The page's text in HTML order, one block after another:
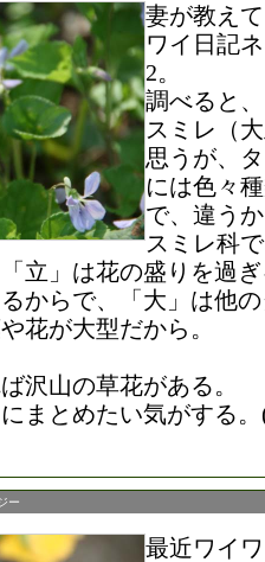
妻が教え
ワイ日記
2。
調べると
スミレ（
思うが、
には色々
で、違う
スミレ科
立」は花の盛りを過
からで、「大」は他
花が大型だから。
沢山の草花がある。
まとめたい気がする
ー
最近ワイ